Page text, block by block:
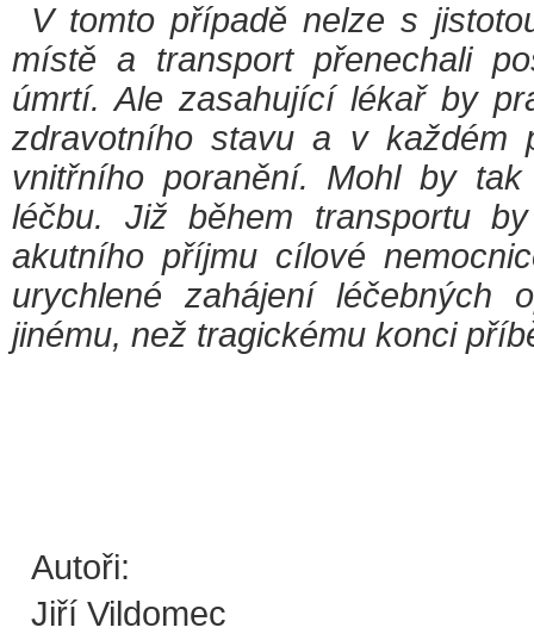
V tomto případě nelze s
místě a transport přenechali
úmrtí. Ale zasahující lékař by
zdravotního stavu a v každém
vnitřního poranění. Mohl by
léčbu. Již během transportu
akutního příjmu cílové
urychlené zahájení
jinému, než tragickému konci
Autoři:
Jiří Vildomec